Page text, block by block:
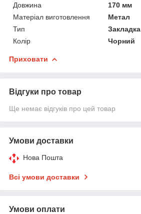
Довжина
170 мм
Матеріал виготовлення
Метал
Тип
Закладка
Колір
Чорний
Приховати
Відгуки про товар
Ще немає відгуків про цей товар
Умови доставки
Нова Пошта
Всі умови доставки
Умови оплати